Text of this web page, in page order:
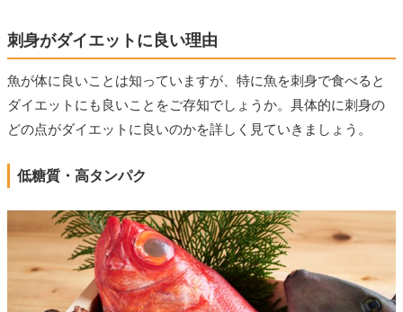
刺身がダイエットに良い理由
魚が体に良いことは知っていますが、特に魚を刺身で食べると
ダイエットにも良いことをご存知でしょうか。具体的に刺身の
どの点がダイエットに良いのかを詳しく見ていきましょう。
低糖質・高タンパク